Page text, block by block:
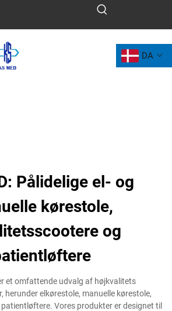
DA
Pålidelige el- og
kørestole,
og
et omfattende udvalg af højkvalitets
herunder elkørestole, manuelle kørestole,
Vores produkter er designet til